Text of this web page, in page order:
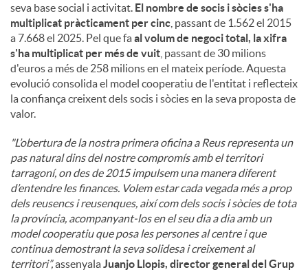
seva base social i activitat. El nombre de socis i sòcies s'ha
multiplicat pràcticament per cinc , passant de 1.562 el 2015
a 7.668 el 2025. Pel que faal volum de negoci total, la xifra
s'ha multiplicat per més de vuit , passant de 30 milions
d'euros a més de 258 milions en el mateix període. Aquesta
evolució consolida el model cooperatiu de l'entitat i reflecteix
la confiança creixent dels socis i sòcies en la seva proposta de
valor.
"L’obertura de la nostra primera oficina a Reus representa un
pas natural dins del nostre compromís amb el territori
tarragoní, on des de 2015 impulsem una manera diferent
d’entendre les finances. Volem estar cada vegada més a prop
dels reusencs i reusenques, així com dels socis i sòcies de tota
la província, acompanyant-los en el seu dia a dia amb un
model cooperatiu que posa les persones al centre i que
continua demostrant la seva solidesa i creixement al
territori”,assenyalaJuanjo Llopis, director general del Grup